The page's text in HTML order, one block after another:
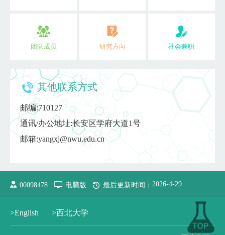
团队成员 研究方向 社会兼职
其他联系方式
邮编:710127
通讯/办公地址:长安区学府大道1号
邮箱:yangxj@nwu.edu.cn
00098478 电脑版 最后更新时间： 2026-4-29
>English >西北大学